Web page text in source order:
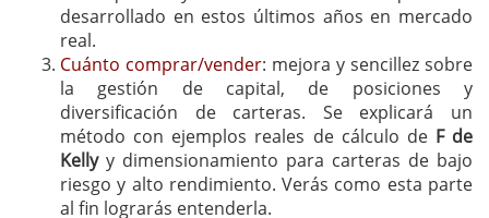
desarrollado en estos últimos años en mercado
real.
Cuánto comprar/vender: mejora y sencillez sobre
la gestión de capital, de posiciones y
diversificación de carteras. Se explicará un
método con ejemplos reales de cálculo de F de
Kellyy dimensionamiento para carteras de bajo
riesgo y alto rendimiento. Verás como esta parte
al fin lograrás entenderla.